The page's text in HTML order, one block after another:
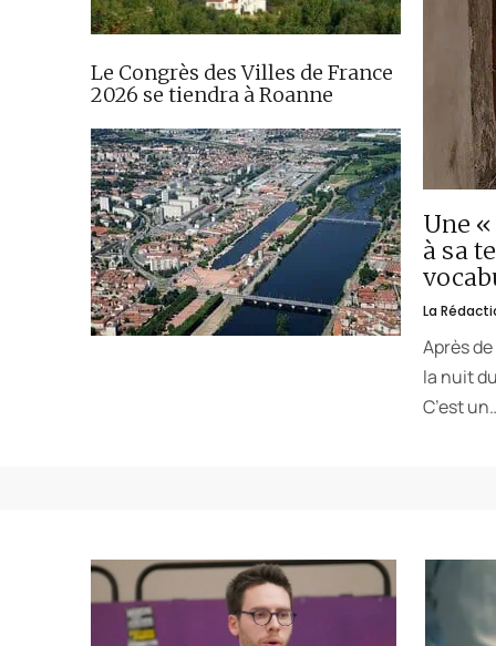
Le Congrès des Villes de France
2026 se tiendra à Roanne
Une
à sa
La
Après
la nuit
C’est